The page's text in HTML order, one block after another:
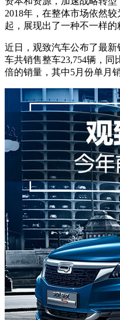
2018年，在整体市场依然
起，展现出了一种不一样的
近日，观致汽车公布了最新
车共销售整车23,754辆，同
倍的销量，其中5月份单月销